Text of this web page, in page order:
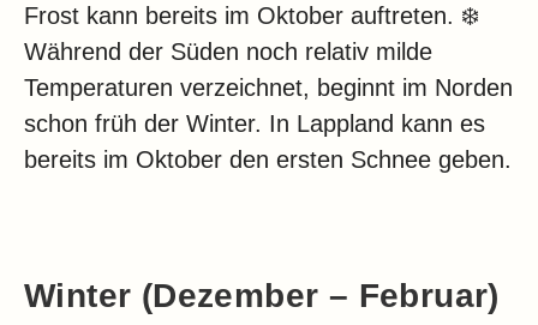
Frost kann bereits im Oktober auftreten. ❄️
Während der Süden noch relativ milde
Temperaturen verzeichnet, beginnt im Norden
schon früh der Winter. In Lappland kann es
bereits im Oktober den ersten Schnee geben.
Winter (Dezember – Februar)